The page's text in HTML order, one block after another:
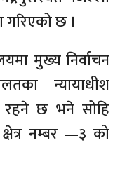
छ ।
मुख्य निर्वाचन
न्यायाधीश
रहने छ भने सोहि
क्षेत्र नम्बर —३ को